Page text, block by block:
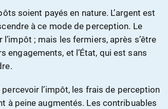
soient payés en nature. L’argent est
à ce mode de perception. Le
; mais les fermiers, après s’être
engagements, et l’État, qui est sans
percevoir l’impôt, les frais de perception
à peine augmentés. Les contribuables